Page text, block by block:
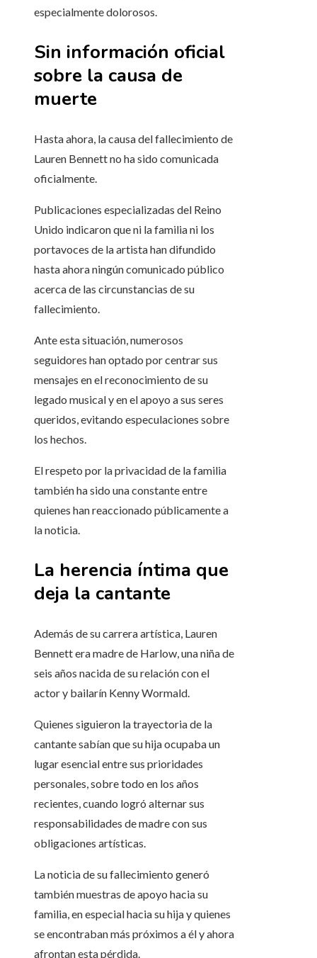
especialmente dolorosos.
Sin información oficial
sobre la causa de
muerte
Hasta ahora, la causa del fallecimiento de
Lauren Bennett no ha sido comunicada
oficialmente.
Publicaciones especializadas del Reino
Unido indicaron que ni la familia ni los
portavoces de la artista han difundido
hasta ahora ningún comunicado público
acerca de las circunstancias de su
fallecimiento.
Ante esta situación, numerosos
seguidores han optado por centrar sus
mensajes en el reconocimiento de su
legado musical y en el apoyo a sus seres
queridos, evitando especulaciones sobre
los hechos.
El respeto por la privacidad de la familia
también ha sido una constante entre
quienes han reaccionado públicamente a
la noticia.
La herencia íntima que
deja la cantante
Además de su carrera artística, Lauren
Bennett era madre de Harlow, una niña de
seis años nacida de su relación con el
actor y bailarín Kenny Wormald.
Quienes siguieron la trayectoria de la
cantante sabían que su hija ocupaba un
lugar esencial entre sus prioridades
personales, sobre todo en los años
recientes, cuando logró alternar sus
responsabilidades de madre con sus
obligaciones artísticas.
La noticia de su fallecimiento generó
también muestras de apoyo hacia su
familia, en especial hacia su hija y quienes
se encontraban más próximos a él y ahora
afrontan esta pérdida.